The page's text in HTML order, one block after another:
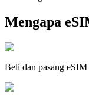
Mengapa
Beli dan pasang